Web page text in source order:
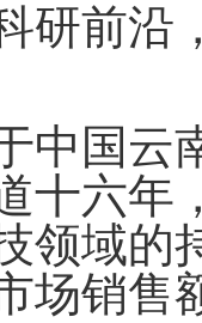
前沿
国云
十六年
领域的
场销售